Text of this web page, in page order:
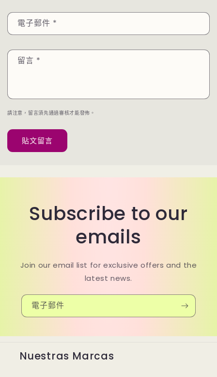
電子郵件 *
留言 *
請注意，留言須先通過審核才能發佈。
Subscribe to our
emails
Join our email list for exclusive offers and the
latest news.
電子郵件
Nuestras Marcas